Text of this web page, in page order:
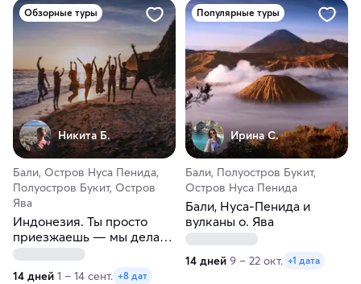
Обзорные туры
Никита Б.
Бали, Остров Нуса Пенида,
Полуостров Букит, Остров
Ява
Индонезия. Ты просто
приезжаешь — мы делаем
магию!
14 дней 1 – 14 сент. +8 дат
Популярные туры
Ирина С.
Бали, Полуостров Букит,
Остров Нуса Пенида
Бали, Нуса-Пенида и
вулканы о. Ява
14 дней 9 – 22 окт. +1 дата